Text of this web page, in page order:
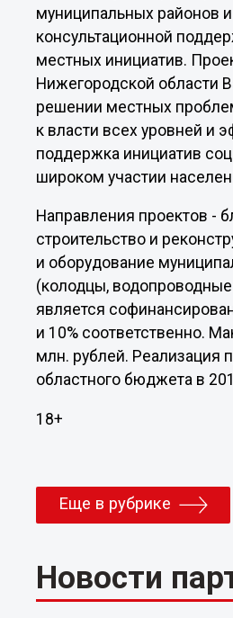
муниципальных районов
консультационной
местных инициатив.
Нижегородской области
решении местных
к власти всех уровней и
поддержка инициатив
широком участии
Направления проектов -
строительство и
и оборудование
(колодцы,
является
и 10% соответственно.
млн. рублей. Реализация
областного бюджета в
18+
Еще в рубрике
Новости